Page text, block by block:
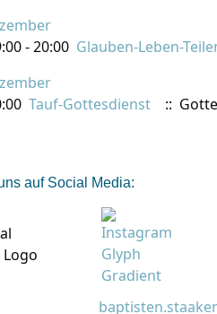
- 20:00 Glauben-Leben-
Tauf-Gottesdienst ::
auf Social Media: